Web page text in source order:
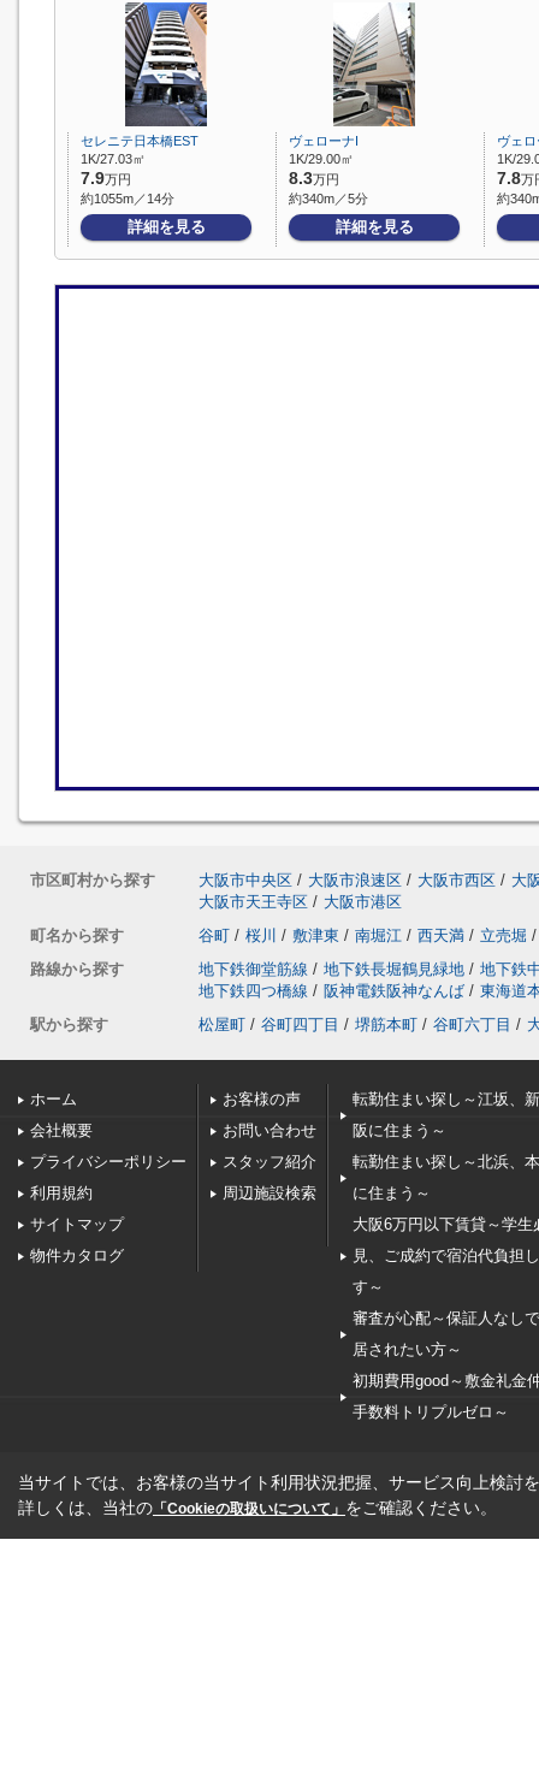
セレニテ日本橋EST
1K/27.03㎡
7.9万円
約1055m／14分
詳細を見る
ヴェローナI
1K/29.00㎡
8.3万円
約340m／5分
詳細を見る
ヴェ
1K/
7.8万
約
市区町村から探す 大阪市中央区 / 大阪市浪速区 / 大阪市西区 / 大
大阪市天王寺区 / 大阪市港区
町名から探す
谷町 / 桜川 / 敷津東 / 南堀江 / 西天満 / 立売堀 /
路線から探す
地下鉄御堂筋線 / 地下鉄長堀鶴見緑地 / 地下鉄
地下鉄四つ橋線 / 阪神電鉄阪神なんば / 東海道
駅から探す
松屋町 / 谷町四丁目 / 堺筋本町 / 谷町六丁目 /
ホーム
会社概要
プライバシーポリシー
利用規約
サイトマップ
物件カタログ
お客様の声
お問い合わせ
スタッフ紹介
周辺施設検索
転勤住まい探し～江坂、
阪に住まう～
転勤住まい探し～北浜、
に住まう～
大阪6万円以下賃貸～学生
見、ご成約で宿泊代負担
す～
審査が心配～保証人なし
居されたい方～
初期費用good～敷金礼金
手数料トリプルゼロ～
当サイトでは、お客様の当サイト利用状況把握、サービス向上検討
詳しくは、当社の 「Cookieの取扱いについて」 をご確認ください。